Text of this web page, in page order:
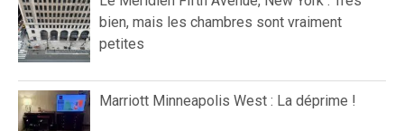
bien, mais les chambres sont vraiment
petites
Marriott Minneapolis West : La déprime !